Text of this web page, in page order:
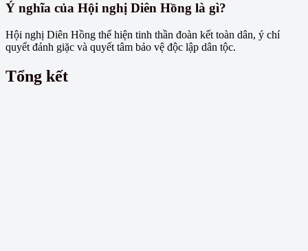
Ý nghĩa của Hội nghị Diên Hồng là gì?
Hội nghị Diên Hồng thể hiện tinh thần đoàn kết toàn dân, ý chí
quyết đánh giặc và quyết tâm bảo vệ độc lập dân tộc.
Tổng kết